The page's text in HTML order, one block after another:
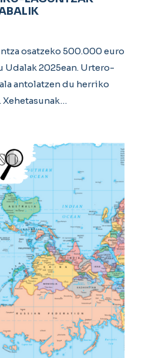
osatzeko 500.000 euro
2025ean. Urtero-
antolatzen du herriko